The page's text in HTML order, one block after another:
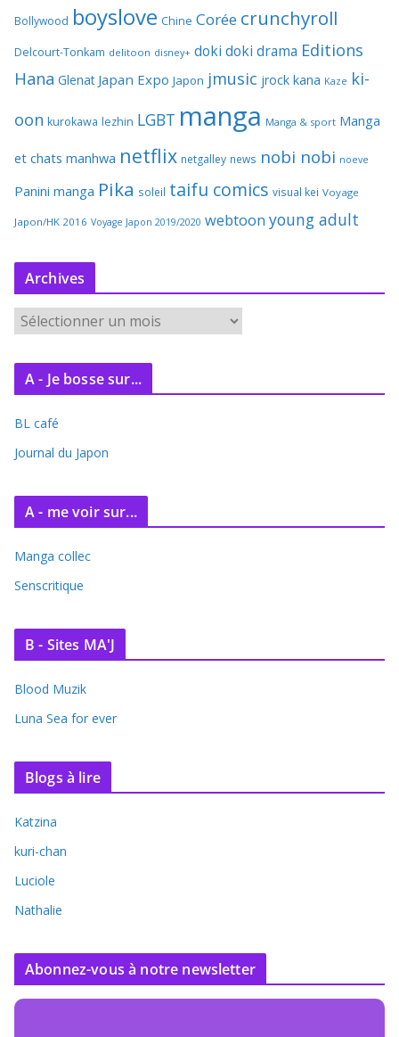
Bollywood boyslove Chine Corée crunchyroll
Delcourt-Tonkam delitoon disney+ doki doki drama Editions
Hana Glenat Japan Expo Japon jmusic jrock kana Kaze ki-
oon kurokawa lezhin LGBT manga Manga & sport Manga
et chats manhwa netflix netgalley news nobi nobi noeve
Panini manga Pika soleil taifu comics visual kei Voyage
Japon/HK 2016 Voyage Japon 2019/2020 webtoon young adult
Archives
r
c
v
e
A - Je bosse sur...
BL café
Journal du Japon
A - me voir sur...
Manga collec
Senscritique
B - Sites MA'J
Blood Muzik
Luna Sea for ever
Blogs à lire
Katzina
kuri-chan
Luciole
Nathalie
Abonnez-vous à notre newsletter